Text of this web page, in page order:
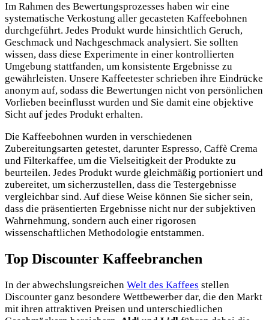
Im Rahmen des Bewertungsprozesses haben wir eine
systematische Verkostung aller gecasteten Kaffeebohnen
durchgeführt. Jedes Produkt wurde hinsichtlich Geruch,
Geschmack und Nachgeschmack analysiert. Sie sollten
wissen, dass diese Experimente in einer kontrollierten
Umgebung stattfanden, um konsistente Ergebnisse zu
gewährleisten. Unsere Kaffeetester schrieben ihre Eindrücke
anonym auf, sodass die Bewertungen nicht von persönlichen
Vorlieben beeinflusst wurden und Sie damit eine objektive
Sicht auf jedes Produkt erhalten.
Die Kaffeebohnen wurden in verschiedenen
Zubereitungsarten getestet, darunter Espresso, Caffè Crema
und Filterkaffee, um die Vielseitigkeit der Produkte zu
beurteilen. Jedes Produkt wurde gleichmäßig portioniert und
zubereitet, um sicherzustellen, dass die Testergebnisse
vergleichbar sind. Auf diese Weise können Sie sicher sein,
dass die präsentierten Ergebnisse nicht nur der subjektiven
Wahrnehmung, sondern auch einer rigorosen
wissenschaftlichen Methodologie entstammen.
Top Discounter Kaffeebranchen
In der abwechslungsreichen Welt des Kaffees stellen
Discounter ganz besondere Wettbewerber dar, die den Markt
mit ihren attraktiven Preisen und unterschiedlichen